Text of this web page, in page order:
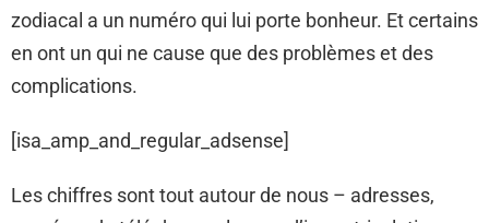
zodiacal a un numéro qui lui porte bonheur. Et certains
en ont un qui ne cause que des problèmes et des
complications.
[isa_amp_and_regular_adsense]
Les chiffres sont tout autour de nous – adresses,